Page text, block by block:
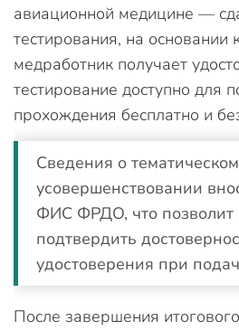
авиационной медицине —
тестирования, на основании
медработник получает
тестирование доступно для
прохождения бесплатно и
Сведения о тематическом
усовершенствовании
ФИС ФРДО, что позволит
подтвердить
удостоверения при
После завершения